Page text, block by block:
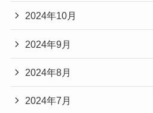
2024年10月
2024年9月
2024年8月
2024年7月